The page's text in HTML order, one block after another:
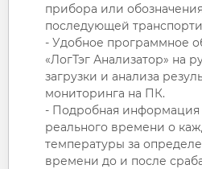
прибора или
последующей
- Удобное программное
«ЛогТэг Анализатор» на
загрузки и анализа
мониторинга на ПК.
- Подробная
реального времени о
температуры за
времени до и после